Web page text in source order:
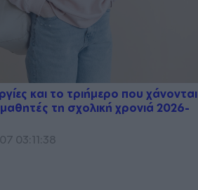
και το τριήμερο που χάνονται
τη σχολική χρονιά 2026-
03:11:38